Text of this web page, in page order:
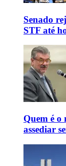
Senado
STF até
Quem é o
assediar